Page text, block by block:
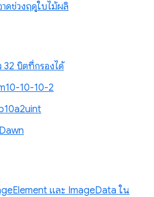
าดช่วงฤดูใบไม้ผลิ
32 บิตที่กรองได้
10-10-2
และ ImageData ใน